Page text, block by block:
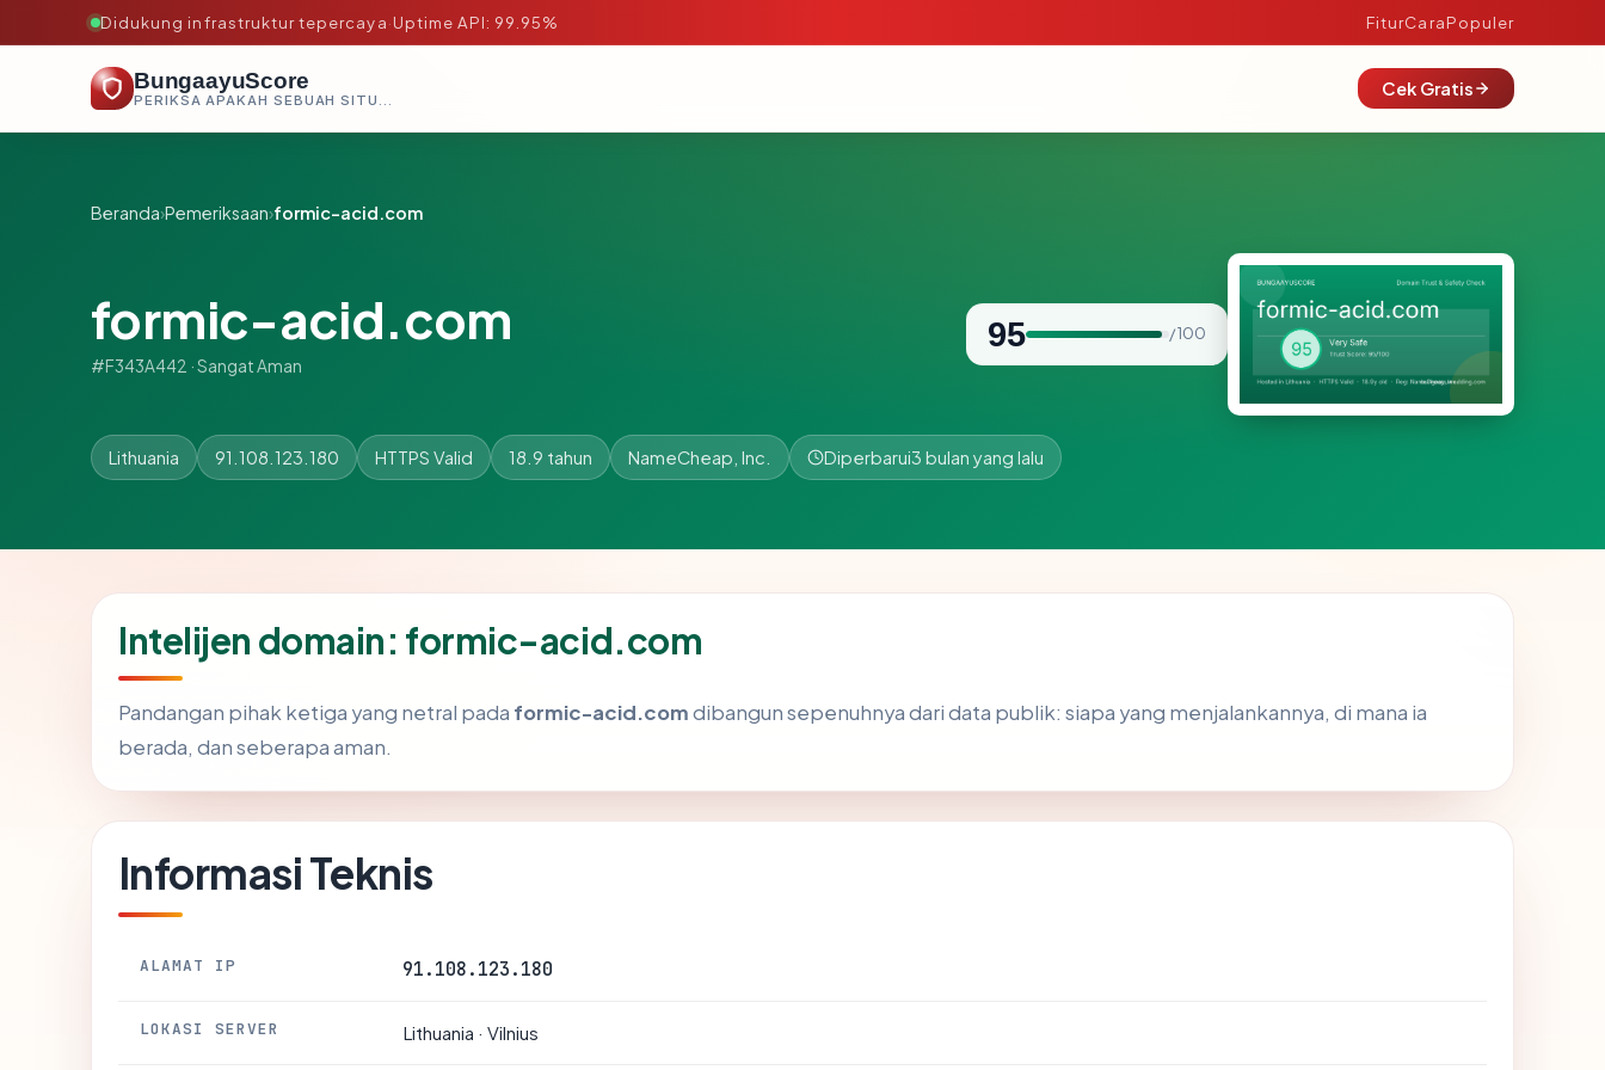
Didukung infrastruktur tepercaya·Uptime API: 99.95% FiturCaraPopuler
BungaayuScore
PERIKSA APAKAH SEBUAH SITUS AMAN, TEPERCAYA, DAN TERVERIFIKASI DALAM HITUNGAN DETIK.
Cek Gratis
Beranda›Pemeriksaan›formic-acid.com
formic-acid.com
#F343A442 · Sangat Aman
95 / 100
Lithuania 91.108.123.180 HTTPS Valid 18.9 tahun NameCheap, Inc. Diperbarui3 bulan yang lalu
Intelijen domain: formic-acid.com
Pandangan pihak ketiga yang netral pada formic-acid.comdibangun sepenuhnya dari data publik: siapa yang menjalankannya, di mana ia
berada, dan seberapa aman.
Informasi Teknis
ALAMAT IP 91.108.123.180
LOKASI SERVER Lithuania · Vilnius